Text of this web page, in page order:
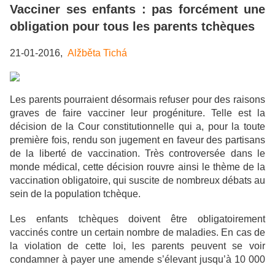
Vacciner ses enfants : pas forcément une
obligation pour tous les parents tchèques
21-01-2016, Alžběta Tichá
Les parents pourraient désormais refuser pour des raisons
graves de faire vacciner leur progéniture. Telle est la
décision de la Cour constitutionnelle qui a, pour la toute
première fois, rendu son jugement en faveur des partisans
de la liberté de vaccination. Très controversée dans le
monde médical, cette décision rouvre ainsi le thème de la
vaccination obligatoire, qui suscite de nombreux débats au
sein de la population tchèque.
Les enfants tchèques doivent être obligatoirement
vaccinés contre un certain nombre de maladies. En cas de
la violation de cette loi, les parents peuvent se voir
condamner à payer une amende s’élevant jusqu’à 10 000